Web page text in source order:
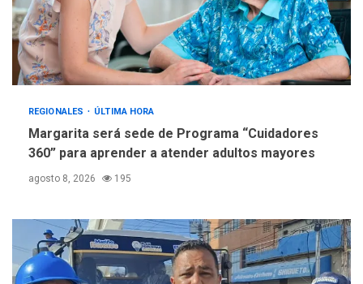
REGIONALES ÚLTIMA HORA
Margarita será sede de Programa “Cuidadores
360” para aprender a atender adultos mayores
agosto 8, 2026 195